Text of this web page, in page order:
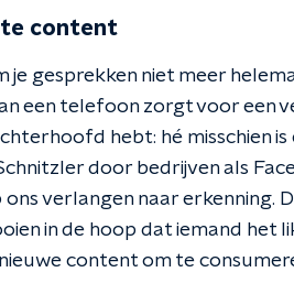
content
je gesprekken niet meer
een telefoon zorgt voor een
hebt: hé misschien
door bedrijven als
verlangen naar erkenning.
in de hoop dat iemand het
content om te